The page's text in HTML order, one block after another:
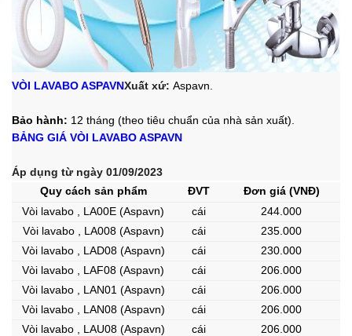
VÒI LAVABO ASPAVNXuất xứ: Aspavn.
Bảo hành: 12 tháng (theo tiêu chuẩn của nhà sản xuất).
BẢNG GIÁ VÒI LAVABO ASPAVN
Áp dụng từ ngày 01/09/2023
Quy cách sản phẩm
ĐVT
Đơn giá (VNĐ)
Vòi lavabo , LA00E (Aspavn)
cái
244.000
Vòi lavabo , LA008 (Aspavn)
cái
235.000
Vòi lavabo , LAD08 (Aspavn)
cái
230.000
Vòi lavabo , LAF08 (Aspavn)
cái
206.000
Vòi lavabo , LAN01 (Aspavn)
cái
206.000
Vòi lavabo , LAN08 (Aspavn)
cái
206.000
Vòi lavabo , LAU08 (Aspavn)
cái
206.000